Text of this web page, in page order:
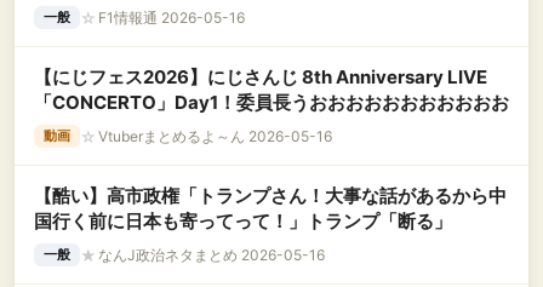
一般 ☆ F1情報通 2026-05-16
【にじフェス2026】にじさんじ 8th Anniversary LIVE
「CONCERTO」Day1！委員長うおおおおおおおおおおお
動画 ☆ Vtuberまとめるよ～ん 2026-05-16
【酷い】高市政権「トランプさん！大事な話があるから中
国行く前に日本も寄ってって！」トランプ「断る」
一般 ★ なんJ政治ネタまとめ 2026-05-16